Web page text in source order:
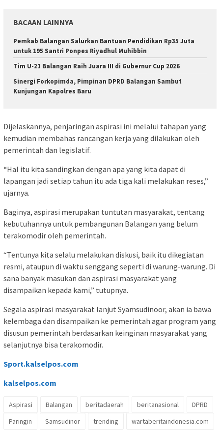
BACAAN LAINNYA
Pemkab Balangan Salurkan Bantuan Pendidikan Rp35 Juta
untuk 195 Santri Ponpes Riyadhul Muhibbin
Tim U-21 Balangan Raih Juara III di Gubernur Cup 2026
Sinergi Forkopimda, Pimpinan DPRD Balangan Sambut
Kunjungan Kapolres Baru
Dijelaskannya, penjaringan aspirasi ini melalui tahapan yang
kemudian membahas rancangan kerja yang dilakukan oleh
pemerintah dan legislatif.
“Hal itu kita sandingkan dengan apa yang kita dapat di
lapangan jadi setiap tahun itu ada tiga kali melakukan reses,”
ujarnya.
Baginya, aspirasi merupakan tuntutan masyarakat, tentang
kebutuhannya untuk pembangunan Balangan yang belum
terakomodir oleh pemerintah.
“Tentunya kita selalu melakukan diskusi, baik itu dikegiatan
resmi, ataupun di waktu senggang seperti di warung-warung. Di
sana banyak masukan dan aspirasi masyarakat yang
disampaikan kepada kami,” tutupnya.
Segala aspirasi masyarakat lanjut Syamsudinoor, akan ia bawa
kelembaga dan disampaikan ke pemerintah agar program yang
disusun pemerintah berdasarkan keinginan masyarakat yang
selanjutnya bisa terakomodir.
Sport.kalselpos.com
kalselpos.com
Aspirasi Balangan beritadaerah beritanasional
DPRD
Paringin
Samsudinor trending wartaberitaindonesia.com